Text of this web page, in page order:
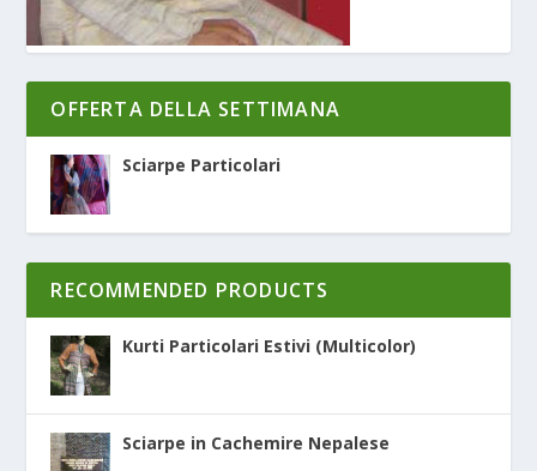
OFFERTA DELLA SETTIMANA
Sciarpe Particolari
RECOMMENDED PRODUCTS
Kurti Particolari Estivi (Multicolor)
Sciarpe in Cachemire Nepalese